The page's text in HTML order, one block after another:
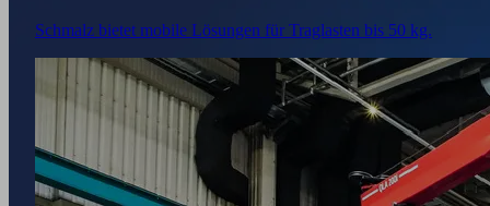
Schmalz bietet mobile Lösungen für Traglasten bis 50 kg.